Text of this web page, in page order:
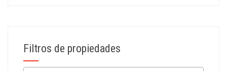
Filtros de propiedades